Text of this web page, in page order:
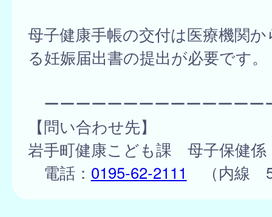
母子健康手帳の交付は医療機関
る妊娠届出書の提出が必要です。
ーーーーーーーーーーーーーー
【問い合わせ先】
岩手町健康こども課 母子保健係
電話： 0195-62-2111 （内線